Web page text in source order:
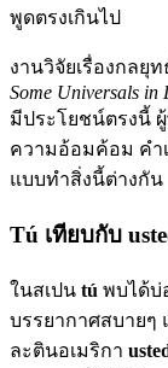
พูดตรงเกินไป
งานวิจัยเรื่องกลยุ
Some Universals in
มีประโยชน์ตรงนี้
ความอ้อมค้อม คำ
แบบทำสิ่งนี้ต่างกัน
Tú เทียบกับ
ในสเปน tú พบได้บ่
บรรยากาศสบายๆ
ละตินอเมริกา